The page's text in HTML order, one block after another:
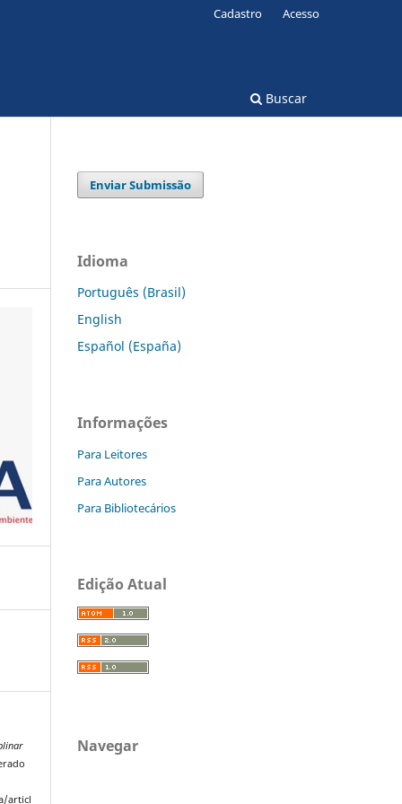
Buscar
Cadastro Acesso
articl
Enviar Submissão
Idioma
Português (Brasil)
English
Español (España)
Informações
Para Leitores
Para Autores
Para Bibliotecários
Edição Atual
Navegar